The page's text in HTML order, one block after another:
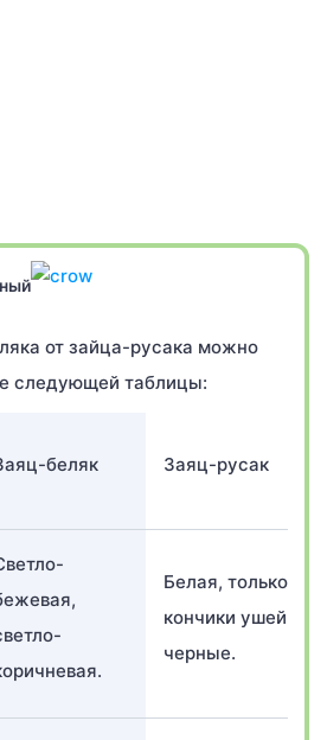
от зайца-русака можно
следующей таблицы:
беляк Заяц-русак
Белая, только
кончики ушей
черные.